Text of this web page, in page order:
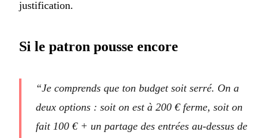
justification.
Si le patron pousse encore
“Je comprends que ton budget soit serré. On a
deux options : soit on est à 200 € ferme, soit on
fait 100 € + un partage des entrées au-dessus de